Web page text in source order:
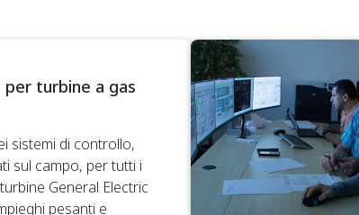
per turbine a gas
sistemi di controllo,
sul campo, per tutti i
General Electric
pesanti e